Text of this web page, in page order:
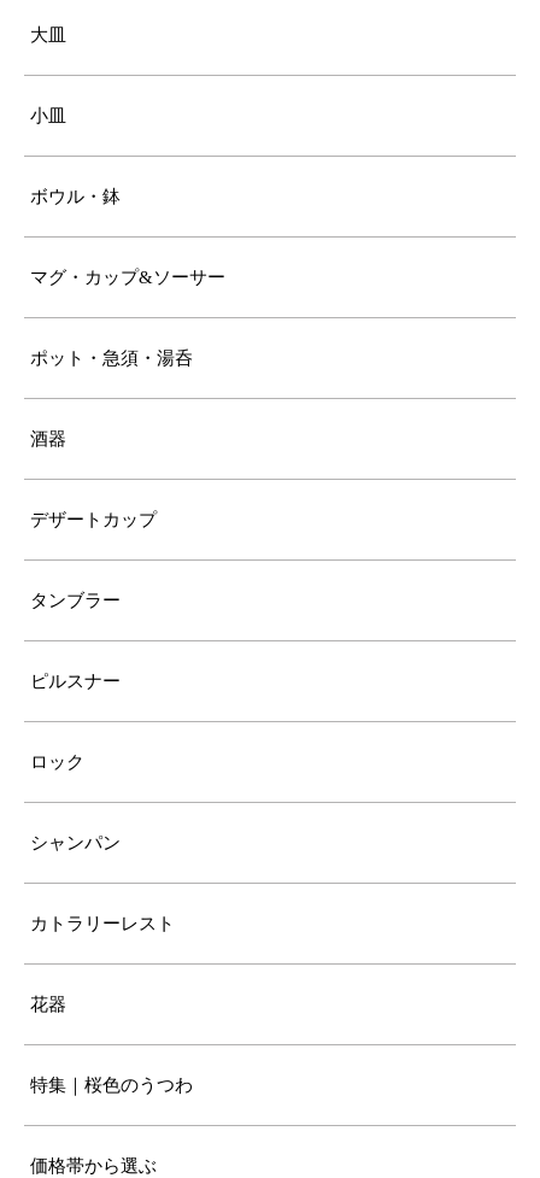
大皿
小皿
ボウル・鉢
マグ・カップ&ソーサー
ポット・急須・湯呑
酒器
デザートカップ
タンブラー
ピルスナー
ロック
シャンパン
カトラリーレスト
花器
特集｜桜色のうつわ
価格帯から選ぶ